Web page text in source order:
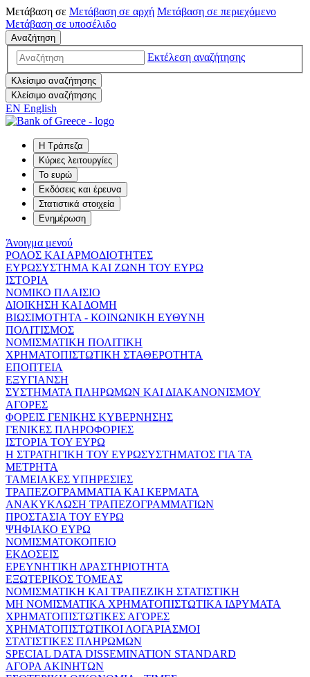
Μετάβαση σε Μετάβαση σε αρχή Μετάβαση σε περιεχόμενο
Μετάβαση σε υποσέλιδο
Αναζήτηση
Εκτέλεση αναζήτησης
Κλείσιμο αναζήτησης
Κλείσιμο αναζήτησης
EN English
Η Τράπεζα
Κύριες λειτουργίες
Το ευρώ
Εκδόσεις και έρευνα
Στατιστικά στοιχεία
Ενημέρωση
Άνοιγμα μενού
ΡΟΛΟΣ ΚΑΙ ΑΡΜΟΔΙΟΤΗΤΕΣ
ΕΥΡΩΣΥΣΤΗΜΑ ΚΑΙ ΖΩΝΗ ΤΟΥ ΕΥΡΩ
ΙΣΤΟΡΙΑ
ΝΟΜΙΚΟ ΠΛΑΙΣΙΟ
ΔΙΟΙΚΗΣΗ ΚΑΙ ΔΟΜΗ
ΒΙΩΣΙΜΟΤΗΤΑ - ΚΟΙΝΩΝΙΚΗ ΕΥΘΥΝΗ
ΠΟΛΙΤΙΣΜΟΣ
ΝΟΜΙΣΜΑΤΙΚΗ ΠΟΛΙΤΙΚΗ
ΧΡΗΜΑΤΟΠΙΣΤΩΤΙΚΗ ΣΤΑΘΕΡΟΤΗΤΑ
ΕΠΟΠΤΕΙΑ
ΕΞΥΓΙΑΝΣΗ
ΣΥΣΤΗΜΑΤΑ ΠΛΗΡΩΜΩΝ ΚΑΙ ΔΙΑΚΑΝΟΝΙΣΜΟΥ
ΑΓΟΡΕΣ
ΦΟΡΕΙΣ ΓΕΝΙΚΗΣ ΚΥΒΕΡΝΗΣΗΣ
ΓΕΝΙΚΕΣ ΠΛΗΡΟΦΟΡΙΕΣ
ΙΣΤΟΡΙΑ ΤΟΥ ΕΥΡΩ
Η ΣΤΡΑΤΗΓΙΚΗ ΤΟΥ ΕΥΡΩΣΥΣΤΗΜΑΤΟΣ ΓΙΑ ΤΑ
ΜΕΤΡΗΤΑ
ΤΑΜΕΙΑΚΕΣ ΥΠΗΡΕΣΙΕΣ
ΤΡΑΠΕΖΟΓΡΑΜΜΑΤΙΑ ΚΑΙ ΚΕΡΜΑΤΑ
ΑΝΑΚΥΚΛΩΣΗ ΤΡΑΠΕΖΟΓΡΑΜΜΑΤΙΩΝ
ΠΡΟΣΤΑΣΙΑ ΤΟΥ ΕΥΡΩ
ΨΗΦΙΑΚΟ ΕΥΡΩ
ΝΟΜΙΣΜΑΤΟΚΟΠΕΙΟ
ΕΚΔΟΣΕΙΣ
ΕΡΕΥΝΗΤΙΚΗ ΔΡΑΣΤΗΡΙΟΤΗΤΑ
ΕΞΩΤΕΡΙΚΟΣ ΤΟΜΕΑΣ
ΝΟΜΙΣΜΑΤΙΚΗ ΚΑΙ ΤΡΑΠΕΖΙΚΗ ΣΤΑΤΙΣΤΙΚΗ
ΜΗ ΝΟΜΙΣΜΑΤΙΚΑ ΧΡΗΜΑΤΟΠΙΣΤΩΤΙΚΑ ΙΔΡΥΜΑΤΑ
ΧΡΗΜΑΤΟΠΙΣΤΩΤΙΚΕΣ ΑΓΟΡΕΣ
ΧΡΗΜΑΤΟΠΙΣΤΩΤΙΚΟΙ ΛΟΓΑΡΙΑΣΜΟΙ
ΣΤΑΤΙΣΤΙΚΕΣ ΠΛΗΡΩΜΩΝ
SPECIAL DATA DISSEMINATION STANDARD
ΑΓΟΡΑ ΑΚΙΝΗΤΩΝ